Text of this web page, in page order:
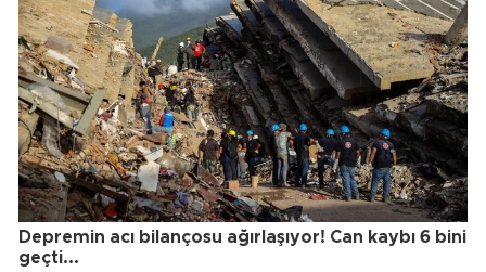
Depremin acı bilançosu ağırlaşıyor! Can kaybı 6 bini
geçti...